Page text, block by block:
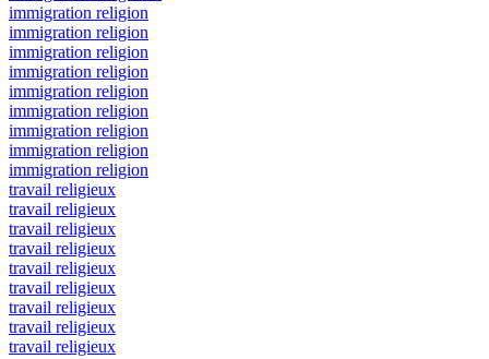
immigration religion
immigration religion
immigration religion
immigration religion
immigration religion
immigration religion
immigration religion
immigration religion
immigration religion
travail religieux
travail religieux
travail religieux
travail religieux
travail religieux
travail religieux
travail religieux
travail religieux
travail religieux